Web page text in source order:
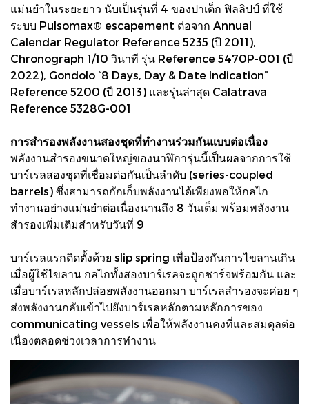
แม่นยำในระยะยาว นับเป็นรุ่นที่ 4 ของปาเต็ก ฟิลลิปป์ ที่ใช้
ระบบ Pulsomax® escapement ต่อจาก Annual
Calendar Regulator Reference 5235 (ปี 2011),
Chronograph 1/10 วินาที รุ่น Reference 5470P-001 (ปี
2022), Gondolo “8 Days, Day & Date Indication”
Reference 5200 (ปี 2013) และรุ่นล่าสุด Calatrava
Reference 5328G-001
การสำรองพลังงานสองชุดที่ทำงานร่วมกันแบบต่อเนื่อง
พลังงานสำรองขนาดใหญ่ของนาฬิการุ่นนี้เป็นผลจากการใช้
บาร์เรลสองชุดที่เชื่อมต่อกันเป็นลำดับ (series-coupled
barrels) ซึ่งสามารถกักเก็บพลังงานได้เพียงพอให้กลไก
ทำงานอย่างแม่นยำต่อเนื่องนานถึง 8 วันเต็ม พร้อมพลังงาน
สำรองเพิ่มเติมสำหรับวันที่ 9
บาร์เรลแรกติดตั้งด้วย slip spring เพื่อป้องกันการไขลานเกิน
เมื่อผู้ใช้ไขลาน กลไกทั้งสองบาร์เรลจะถูกชาร์จพร้อมกัน และ
เมื่อบาร์เรลหลักปล่อยพลังงานออกมา บาร์เรลสำรองจะค่อย ๆ
ส่งพลังงานกลับเข้าไปยังบาร์เรลหลักตามหลักการของ
communicating vessels เพื่อให้พลังงานคงที่และสมดุลต่อ
เนื่องตลอดช่วงเวลาการทำงาน